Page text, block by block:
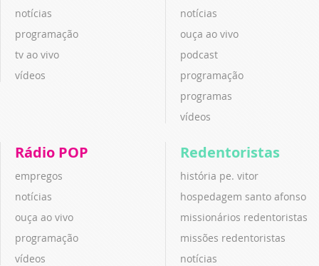
notícias
programação
tv ao vivo
vídeos
notícias
ouça ao vivo
podcast
programação
programas
vídeos
Rádio POP
empregos
notícias
ouça ao vivo
programação
vídeos
Redentoristas
história pe. vitor
hospedagem santo afonso
missionários redentoristas
missões redentoristas
notícias